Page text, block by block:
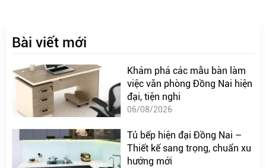
Bài viết mới
Khám phá các mẫu bàn làm
việc văn phòng Đồng Nai hiện
đại, tiện nghi
06/08/2026
Tủ bếp hiện đại Đồng Nai –
Thiết kế sang trọng, chuẩn xu
hướng mới